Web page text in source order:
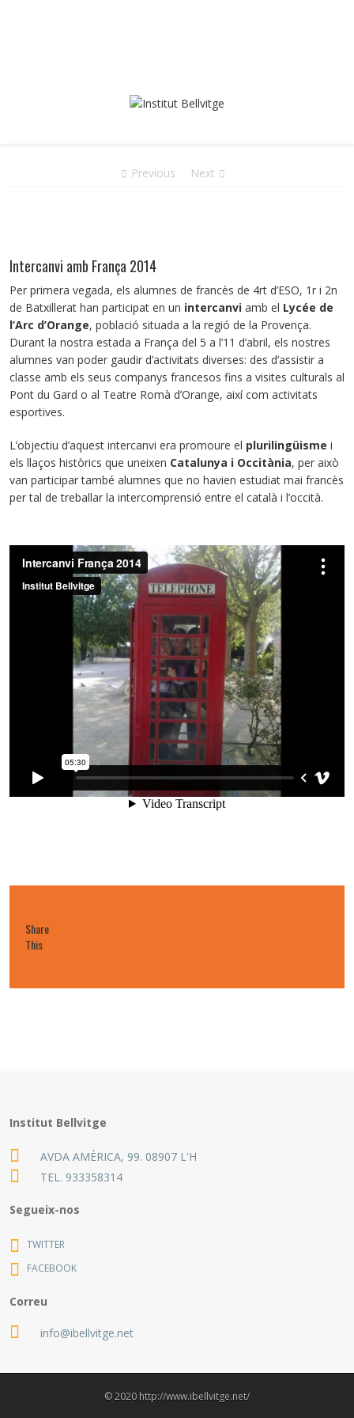
Previous Next
Intercanvi amb França 2014
Per primera vegada, els alumnes de francès de 4rt d’ESO, 1r i 2n
de Batxillerat han participat en un intercanvi amb el Lycée de
l’Arc d’Orange, població situada a la regió de la Provença.
Durant la nostra estada a França del 5 a l’11 d’abril, els nostres
alumnes van poder gaudir d’activitats diverses: des d’assistir a
classe amb els seus companys francesos fins a visites culturals al
Pont du Gard o al Teatre Romà d’Orange, així com activitats
esportives.
L’objectiu d’aquest intercanvi era promoure el plurilingüisme i
els llaços històrics que uneixen Catalunya i Occitània, per això
van participar també alumnes que no havien estudiat mai francès
per tal de treballar la intercomprensió entre el català i l’occità.
Share
This
Institut Bellvitge
AVDA AMÈRICA, 99. 08907 L'H
TEL. 933358314
Segueix-nos
TWITTER
FACEBOOK
Correu
info@ibellvitge.net
© 2020 http://www.ibellvitge.net/